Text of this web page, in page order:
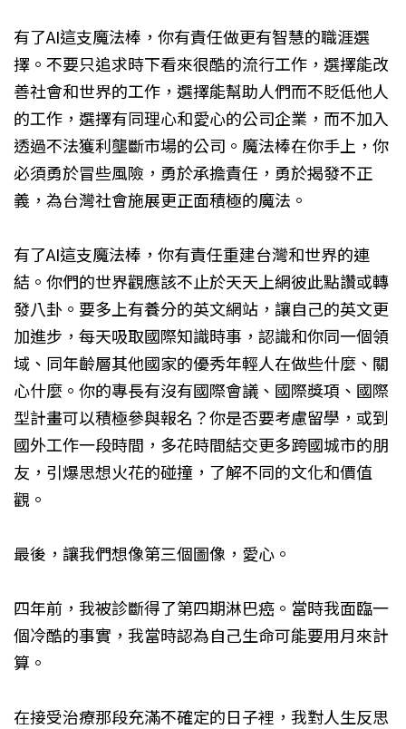
有了AI這支魔法棒，你有責任做更有智慧的職涯選
擇。不要只追求時下看來很酷的流行工作，選擇能改
善社會和世界的工作，選擇能幫助人們而不貶低他人
的工作，選擇有同理心和愛心的公司企業，而不加入
透過不法獲利壟斷市場的公司。魔法棒在你手上，你
必須勇於冒些風險，勇於承擔責任，勇於揭發不正
義，為台灣社會施展更正面積極的魔法。
有了AI這支魔法棒，你有責任重建台灣和世界的連
結。你們的世界觀應該不止於天天上網彼此點讚或轉
發八卦。要多上有養分的英文網站，讓自己的英文更
加進步，每天吸取國際知識時事，認識和你同一個領
域、同年齡層其他國家的優秀年輕人在做些什麼、關
心什麼。你的專長有沒有國際會議、國際獎項、國際
型計畫可以積極參與報名？你是否要考慮留學，或到
國外工作一段時間，多花時間結交更多跨國城市的朋
友，引爆思想火花的碰撞，了解不同的文化和價值
觀。
最後，讓我們想像第三個圖像，愛心。
四年前，我被診斷得了第四期淋巴癌。當時我面臨一
個冷酷的事實，我當時認為自己生命可能要用月來計
算。
在接受治療那段充滿不確定的日子裡，我對人生反思